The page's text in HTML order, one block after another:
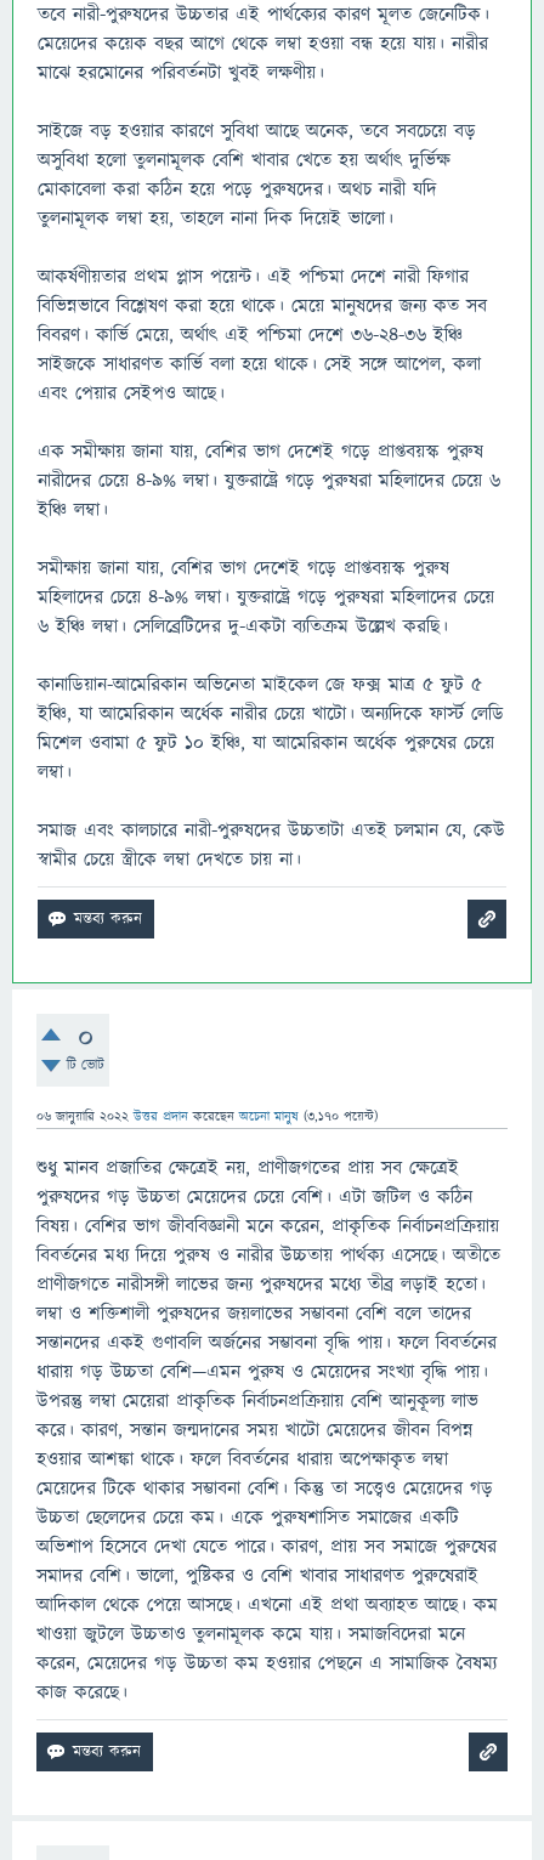
তবে নারী-পুরুষদের উচ্চতার এই পার্থক্যের কারণ মূলত জেনেটিক।
মেয়েদের কয়েক বছর আগে থেকে লম্বা হওয়া বন্ধ হয়ে যায়। নারীর
মাঝে হরমোনের পরিবর্তনটা খুবই লক্ষণীয়।
সাইজে বড় হওয়ার কারণে সুবিধা আছে অনেক, তবে সবচেয়ে বড়
অসুবিধা হলো তুলনামূলক বেশি খাবার খেতে হয় অর্থাৎ দুর্ভিক্ষ
মোকাবেলা করা কঠিন হয়ে পড়ে পুরুষদের। অথচ নারী যদি
তুলনামূলক লম্বা হয়, তাহলে নানা দিক দিয়েই ভালো।
আকর্ষণীয়তার প্রথম প্লাস পয়েন্ট। এই পশ্চিমা দেশে নারী ফিগার
বিভিন্নভাবে বিশ্লেষণ করা হয়ে থাকে। মেয়ে মানুষদের জন্য কত সব
বিবরণ। কার্ভি মেয়ে, অর্থাৎ এই পশ্চিমা দেশে ৩৬-২৪-৩৬ ইঞ্চি
সাইজকে সাধারণত কার্ভি বলা হয়ে থাকে। সেই সঙ্গে আপেল, কলা
এবং পেয়ার সেইপও আছে।
এক সমীক্ষায় জানা যায়, বেশির ভাগ দেশেই গড়ে প্রাপ্তবয়স্ক পুরুষ
নারীদের চেয়ে ৪-৯% লম্বা। যুক্তরাষ্ট্রে গড়ে পুরুষরা মহিলাদের চেয়ে ৬
ইঞ্চি লম্বা।
সমীক্ষায় জানা যায়, বেশির ভাগ দেশেই গড়ে প্রাপ্তবয়স্ক পুরুষ
মহিলাদের চেয়ে ৪-৯% লম্বা। যুক্তরাষ্ট্রে গড়ে পুরুষরা মহিলাদের চেয়ে
৬ ইঞ্চি লম্বা। সেলিব্রেটিদের দু-একটা ব্যতিক্রম উল্লেখ করছি।
কানাডিয়ান-আমেরিকান অভিনেতা মাইকেল জে ফক্স মাত্র ৫ ফুট ৫
ইঞ্চি, যা আমেরিকান অর্ধেক নারীর চেয়ে খাটো। অন্যদিকে ফার্স্ট লেডি
মিশেল ওবামা ৫ ফুট ১০ ইঞ্চি, যা আমেরিকান অর্ধেক পুরুষের চেয়ে
লম্বা।
সমাজ এবং কালচারে নারী-পুরুষদের উচ্চতাটা এতই চলমান যে, কেউ
স্বামীর চেয়ে স্ত্রীকে লম্বা দেখতে চায় না।
0
টি ভোট
06 জানুয়ারি 2022 উত্তর প্রদান করেছেনঅচেনা মানুষ (3,170 পয়েন্ট)
শুধু মানব প্রজাতির ক্ষেত্রেই নয়, প্রাণীজগতের প্রায় সব ক্ষেত্রেই
পুরুষদের গড় উচ্চতা মেয়েদের চেয়ে বেশি। এটা জটিল ও কঠিন
বিষয়। বেশির ভাগ জীববিজ্ঞানী মনে করেন, প্রাকৃতিক নির্বাচনপ্রক্রিয়ায়
বিবর্তনের মধ্য দিয়ে পুরুষ ও নারীর উচ্চতায় পার্থক্য এসেছে। অতীতে
প্রাণীজগতে নারীসঙ্গী লাভের জন্য পুরুষদের মধ্যে তীব্র লড়াই হতো।
লম্বা ও শক্তিশালী পুরুষদের জয়লাভের সম্ভাবনা বেশি বলে তাদের
সন্তানদের একই গুণাবলি অর্জনের সম্ভাবনা বৃদ্ধি পায়। ফলে বিবর্তনের
ধারায় গড় উচ্চতা বেশি—এমন পুরুষ ও মেয়েদের সংখ্যা বৃদ্ধি পায়।
উপরন্তু লম্বা মেয়েরা প্রাকৃতিক নির্বাচনপ্রক্রিয়ায় বেশি আনুকূল্য লাভ
করে। কারণ, সন্তান জন্মদানের সময় খাটো মেয়েদের জীবন বিপন্ন
হওয়ার আশঙ্কা থাকে। ফলে বিবর্তনের ধারায় অপেক্ষাকৃত লম্বা
মেয়েদের টিকে থাকার সম্ভাবনা বেশি। কিন্তু তা সত্ত্বেও মেয়েদের গড়
উচ্চতা ছেলেদের চেয়ে কম। একে পুরুষশাসিত সমাজের একটি
অভিশাপ হিসেবে দেখা যেতে পারে। কারণ, প্রায় সব সমাজে পুরুষের
সমাদর বেশি। ভালো, পুষ্টিকর ও বেশি খাবার সাধারণত পুরুষেরাই
আদিকাল থেকে পেয়ে আসছে। এখনো এই প্রথা অব্যাহত আছে। কম
খাওয়া জুটলে উচ্চতাও তুলনামূলক কমে যায়। সমাজবিদেরা মনে
করেন, মেয়েদের গড় উচ্চতা কম হওয়ার পেছনে এ সামাজিক বৈষম্য
কাজ করেছে।